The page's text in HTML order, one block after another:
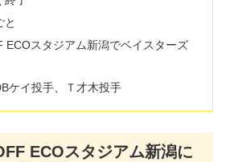
と
ECOスタジアム新潟でベイスターズ
ケイ投手、Ｔ才木投手
ECOスタジアム新潟に